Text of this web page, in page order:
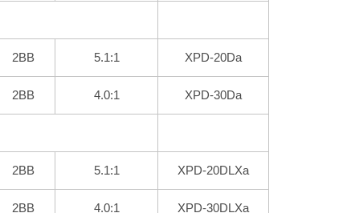
XPD-20Da
5.1:1
2BB
XPD-30Da
4.0:1
2BB
XPD-20DLXa
5.1:1
2BB
XPD-30DLXa
4.0:1
2BB